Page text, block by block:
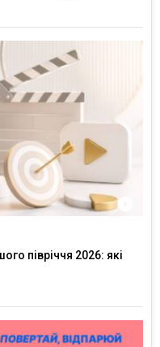
півріччя 2026: які